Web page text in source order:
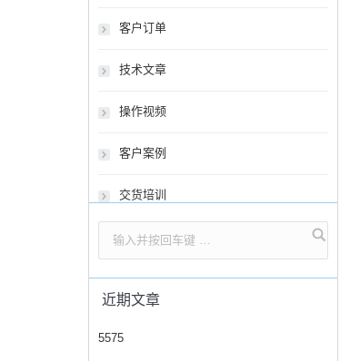
客户订单
技术文章
操作视频
客户案例
交货培训
近期文章
5575